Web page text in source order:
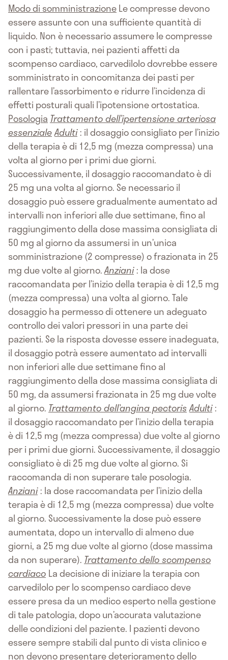
Modo di somministrazioneLe compresse devono
essere assunte con una sufficiente quantità di
liquido. Non è necessario assumere le compresse
con i pasti; tuttavia, nei pazienti affetti da
scompenso cardiaco, carvedilolo dovrebbe essere
somministrato in concomitanza dei pasti per
rallentare l’assorbimento e ridurre l’incidenza di
effetti posturali quali l’ipotensione ortostatica.
Posologia Trattamento dell’ipertensione arteriosa
essenzialeAdulti : il dosaggio consigliato per l’inizio
della terapia è di 12,5 mg (mezza compressa) una
volta al giorno per i primi due giorni.
Successivamente, il dosaggio raccomandato è di
25 mg una volta al giorno. Se necessario il
dosaggio può essere gradualmente aumentato ad
intervalli non inferiori alle due settimane, fino al
raggiungimento della dose massima consigliata di
50 mg al giorno da assumersi in un’unica
somministrazione (2 compresse) o frazionata in 25
mg due volte al giorno.Anziani : la dose
raccomandata per l’inizio della terapia è di 12,5 mg
(mezza compressa) una volta al giorno. Tale
dosaggio ha permesso di ottenere un adeguato
controllo dei valori pressori in una parte dei
pazienti. Se la risposta dovesse essere inadeguata,
il dosaggio potrà essere aumentato ad intervalli
non inferiori alle due settimane fino al
raggiungimento della dose massima consigliata di
50 mg, da assumersi frazionata in 25 mg due volte
al giorno. Trattamento dell’angina pectorisAdulti :
il dosaggio raccomandato per l’inizio della terapia
è di 12,5 mg (mezza compressa) due volte al giorno
per i primi due giorni. Successivamente, il dosaggio
consigliato è di 25 mg due volte al giorno. Si
raccomanda di non superare tale posologia.
Anziani : la dose raccomandata per l’inizio della
terapia è di 12,5 mg (mezza compressa) due volte
al giorno. Successivamente la dose può essere
aumentata, dopo un intervallo di almeno due
giorni, a 25 mg due volte al giorno (dose massima
da non superare). Trattamento dello scompenso
cardiaco La decisione di iniziare la terapia con
carvedilolo per lo scompenso cardiaco deve
essere presa da un medico esperto nella gestione
di tale patologia, dopo un’accurata valutazione
delle condizioni del paziente. I pazienti devono
essere sempre stabili dal punto di vista clinico e
non devono presentare deterioramento dello